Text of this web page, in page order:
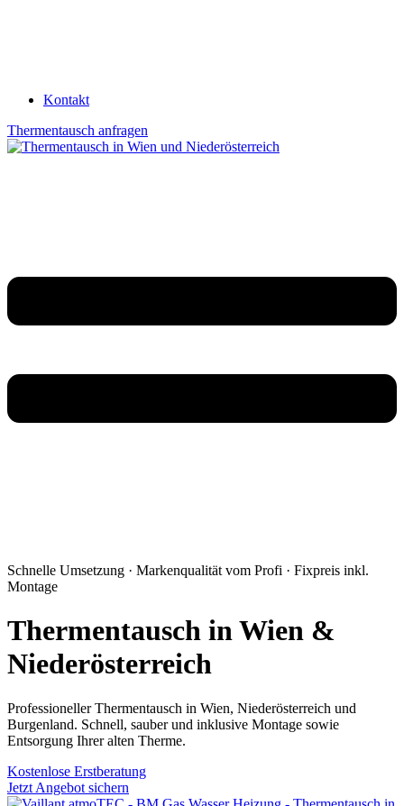
Kontakt
Thermentausch anfragen
Schnelle Umsetzung · Markenqualität vom Profi · Fixpreis inkl.
Montage
Thermentausch in Wien &
Niederösterreich
Professioneller Thermentausch in Wien, Niederösterreich und
Burgenland. Schnell, sauber und inklusive Montage sowie
Entsorgung Ihrer alten Therme.
Kostenlose Erstberatung
Jetzt Angebot sichern